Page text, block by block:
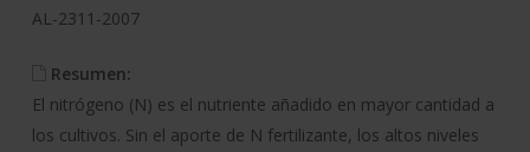
AL-2311-2007
Resumen:
El nitrógeno (N) es el nutriente añadido en mayor cantidad a
los cultivos. Sin el aporte de N fertilizante, los altos niveles